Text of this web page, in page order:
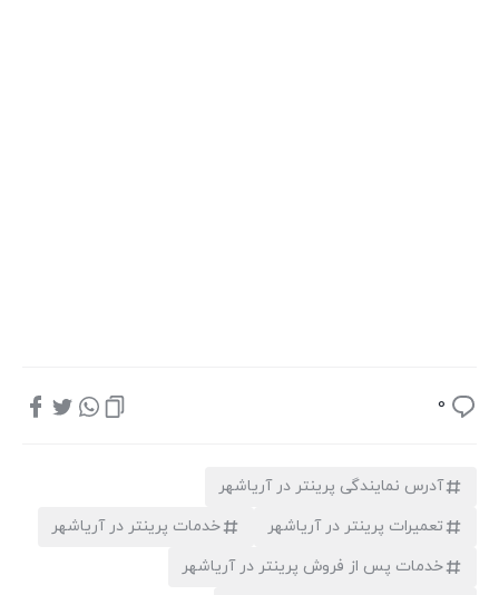
0
آدرس نمایندگی پرینتر در آریاشهر
تعمیرات پرینتر در آریاشهر
خدمات پرینتر در آریاشهر
خدمات پس از فروش پرینتر در آریاشهر